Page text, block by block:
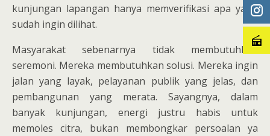
kunjungan lapangan hanya memverifikasi apa yang
sudah ingin dilihat.
Masyarakat sebenarnya tidak membutuhkan
seremoni. Mereka membutuhkan solusi. Mereka ingin
jalan yang layak, pelayanan publik yang jelas, dan
pembangunan yang merata. Sayangnya, dalam
banyak kunjungan, energi justru habis untuk
memoles citra, bukan membongkar persoalan ya